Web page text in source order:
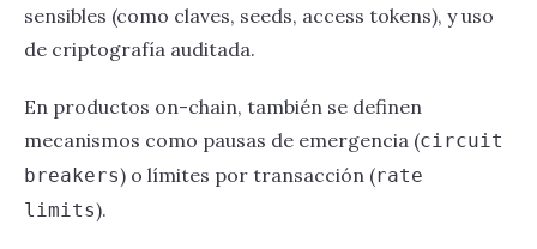
sensibles (como claves, seeds, access tokens), y uso
de criptografía auditada.
En productos on-chain, también se definen
mecanismos como pausas de emergencia (circuit
breakers) o límites por transacción (rate
limits).